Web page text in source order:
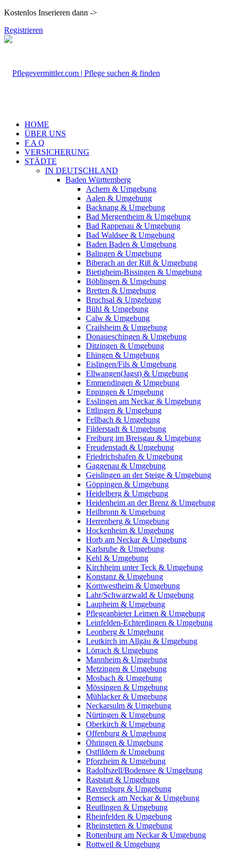
Kostenlos Inserieren dann ->
Registrieren
HOME
ÜBER UNS
F A Q
VERSICHERUNG
STÄDTE
IN DEUTSCHLAND
Baden Württemberg
Achern & Umgebung
Aalen & Umgebung
Backnang & Umgebung
Bad Mergentheim & Umgebung
Bad Rappenau & Umgebung
Bad Waldsee & Umgebung
Baden Baden & Umgebung
Balingen & Umgebung
Biberach an der Riß & Umgebung
Bietigheim-Bissingen & Umgebung
Böblingen & Umgebung
Bretten & Umgebung
Bruchsal & Umgebung
Bühl & Umgebung
Calw & Umgebung
Crailsheim & Umgebung
Donaueschingen & Umgebung
Ditzingen & Umgebung
Ehingen & Umgebung
Eislingen/Fils & Umgebung
Ellwangen(Jagst) & Umgebung
Emmendingen & Umgebung
Eppingen & Umgebung
Esslingen am Neckar & Umgebung
Ettlingen & Umgebung
Fellbach & Umgebung
Filderstadt & Umgebung
Freiburg im Breisgau & Umgebung
Freudenstadt & Umgebung
Friedrichshafen & Umgebung
Gaggenau & Umgebung
Geislingen an der Steige & Umgebung
Göppingen & Umgebung
Heidelberg & Umgebung
Heidenheim an der Brenz & Umgebung
Heilbronn & Umgebung
Herrenberg & Umgebung
Hockenheim & Umgebung
Horb am Neckar & Umgebung
Karlsruhe & Umgebung
Kehl & Umgebung
Kirchheim unter Teck & Umgebung
Konstanz & Umgebung
Kornwestheim & Umgebung
Lahr/Schwarzwald & Umgebung
Laupheim & Umgebung
Pflegeanbieter Leimen & Umgebung
Leinfelden-Echterdingen & Umgebung
Leonberg & Umgebung
Leutkirch im Allgäu & Umgebung
Lörrach & Umgebung
Mannheim & Umgebung
Metzingen & Umgebung
Mosbach & Umgebung
Mössingen & Umgebung
Mühlacker & Umgebung
Neckarsulm & Umgebung
Nürtingen & Umgebung
Oberkirch & Umgebung
Offenburg & Umgebung
Öhringen & Umgebung
Ostfildern & Umgebung
Pforzheim & Umgebung
Radolfszell/Bodensee & Umgebung
Raststatt & Umgebung
Ravensburg & Umgebung
Remseck am Neckar & Umgebung
Reutlingen & Umgebung
Rheinfelden & Umgebung
Rheinstetten & Umgebung
Rottenburg am Neckar & Umgebung
Rottweil & Umgebung